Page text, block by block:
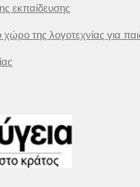
εκπαίδευσης
της λογοτεχνίας για